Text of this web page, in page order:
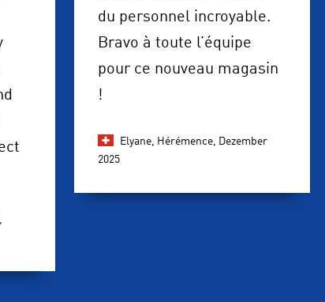
du personnel incroyable.
Bravo à toute l’équipe
pour ce nouveau magasin
!
Elyane, Hérémence, Dezember
2025